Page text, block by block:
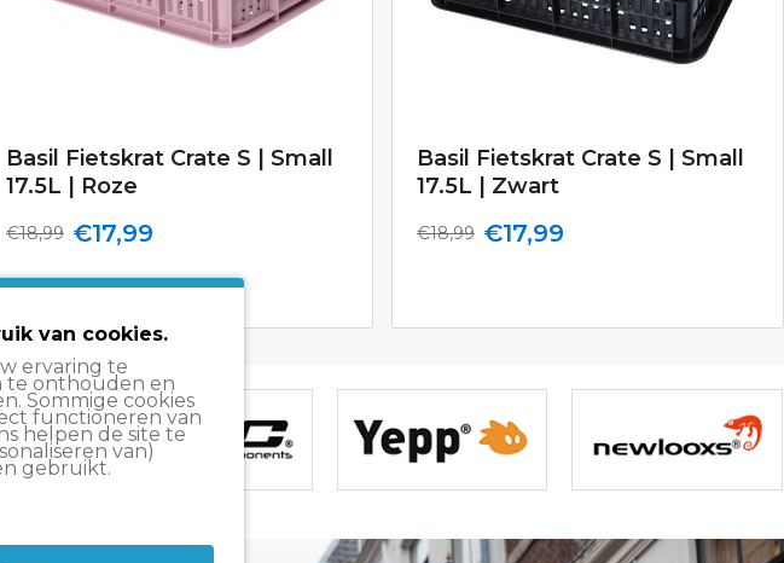
Basil Fietskrat Crate S | Small
17.5L | Roze
€17,99
€18,99
Basil Fietskrat Crate S | Small
17.5L | Zwart
€17,99
€18,99
van cookies.
ervaring te
te onthouden en
Sommige cookies
functioneren van
helpen de site te
van)
gebruikt.